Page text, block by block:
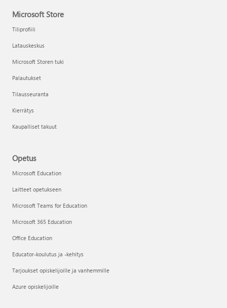
Microsoft Store
Tiliprofiili
Latauskeskus
Microsoft Storen tuki
Palautukset
Tilausseuranta
Kierrätys
Kaupalliset takuut
Opetus
Microsoft Education
Laitteet opetukseen
Microsoft Teams for Education
Microsoft 365 Education
Office Education
Educator-koulutus ja -kehitys
Tarjoukset opiskelijoille ja vanhemmille
Azure opiskelijoille